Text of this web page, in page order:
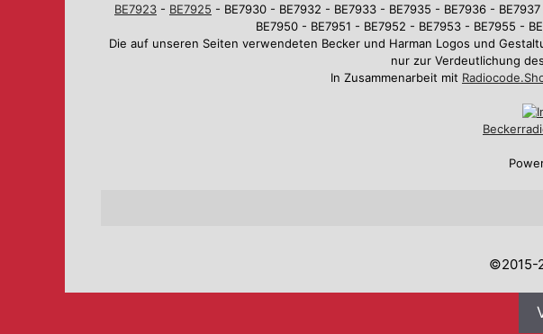
BE7923 - BE7925 - BE7930 - BE7932 - BE7933 - BE7935 - BE7936 -
BE7950 - BE7951 - BE7952 - BE7953 - BE7955 -
Die auf unseren Seiten verwendeten Becker und Harman Logos und
nur zur Verdeutlichung
In Zusammenarbeit mit
©2015-